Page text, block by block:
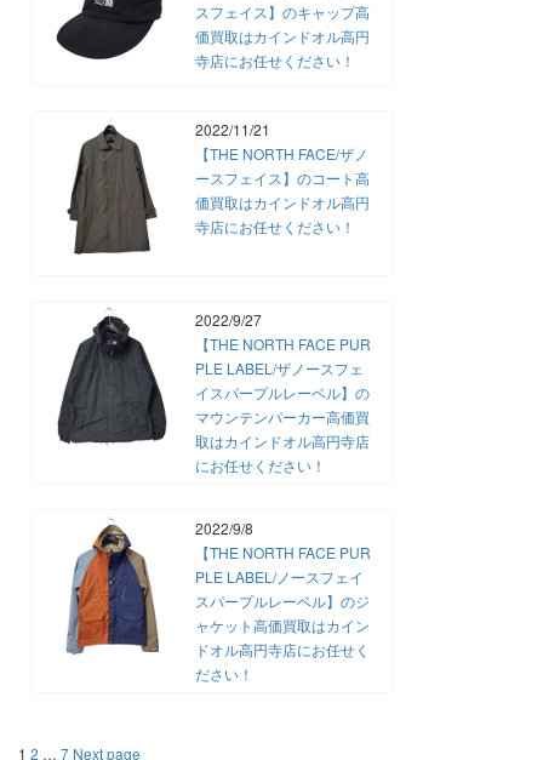
スフェイス】のキャップ高
価買取はカインドオル高円
寺店にお任せください！
2022/11/21
【THE NORTH FACE/ザノ
ースフェイス】のコート高
価買取はカインドオル高円
寺店にお任せください！
2022/9/27
【THE NORTH FACE PUR
PLE LABEL/ザノースフェ
イスパープルレーベル】の
マウンテンパーカー高価買
取はカインドオル高円寺店
にお任せください！
2022/9/8
【THE NORTH FACE PUR
PLE LABEL/ノースフェイ
スパープルレーベル】のジ
ャケット高価買取はカイン
ドオル高円寺店にお任せく
ださい！
投
Page
1 Page
2 … Page
7 Next page